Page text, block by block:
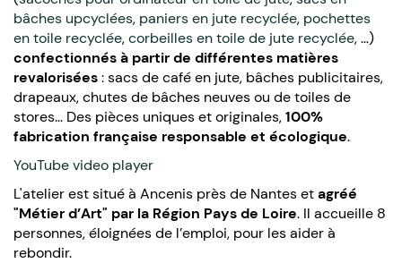
bâches upcyclées, paniers en jute recyclée, pochettes
en toile recyclée,corbeilles en toile de jute recyclée, …)
confectionnés à partir de différentes matières
revalorisées: sacs de café en jute, bâches publicitaires,
drapeaux, chutes de bâches neuves ou de toiles de
stores... Des pièces uniques et originales,100%
fabrication française responsable et écologique.
YouTube video player
L'atelier est situé à Ancenis près de Nantes etagréé
"Métier d’Art" par la Région Pays de Loire. Il accueille 8
personnes, éloignées de l’emploi, pour les aider à
rebondir.